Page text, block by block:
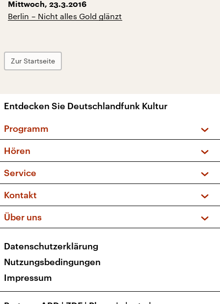
Mittwoch, 23.3.2016
Berlin – Nicht alles Gold glänzt
Zur Startseite
Entdecken Sie Deutschlandfunk Kultur
Programm
Sendungen und Podcasts
Musikliste
Kakadu – Das Kinderprogramm
Hören
Frequenzen (UKW + DAB+)
Service
FAQ
Apps
Newsletter
Veranstaltungen
Kontakt
Social Media
Über uns
Presse
Karriere
Transparenz
Datenschutzerklärung
Nutzungsbedingungen
Impressum